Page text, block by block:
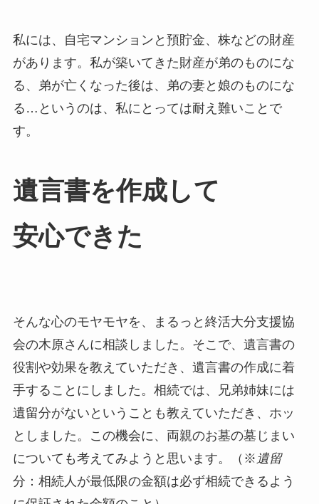
私には、自宅マンションと預貯金、株などの財産
があります。私が築いてきた財産が弟のものにな
る、弟が亡くなった後は、弟の妻と娘のものにな
る…というのは、私にとっては耐え難いことで
す。
遺言書を​作成して​
安心できた
そんな心のモヤモヤを、まるっと終活大分支援協
会の木原さんに相談しました。そこで、遺言書の
役割や効果を教えていただき、遺言書の作成に着
手することにしました。相続では、兄弟姉妹には
遺留分がないということも教えていただき、ホッ
としました。この機会に、両親のお墓の墓じまい
についても考えてみようと思います。（※ 遺留
分：相続人が最低限の金額は必ず相続できるよう